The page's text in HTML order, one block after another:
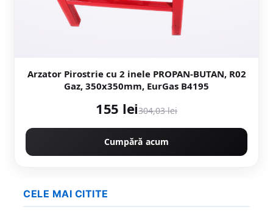
Arzator Pirostrie cu 2 inele PROPAN-BUTAN, R02
Gaz, 350x350mm, EurGas B4195
155 lei304,03 lei
Cumpără acum
CELE MAI CITITE